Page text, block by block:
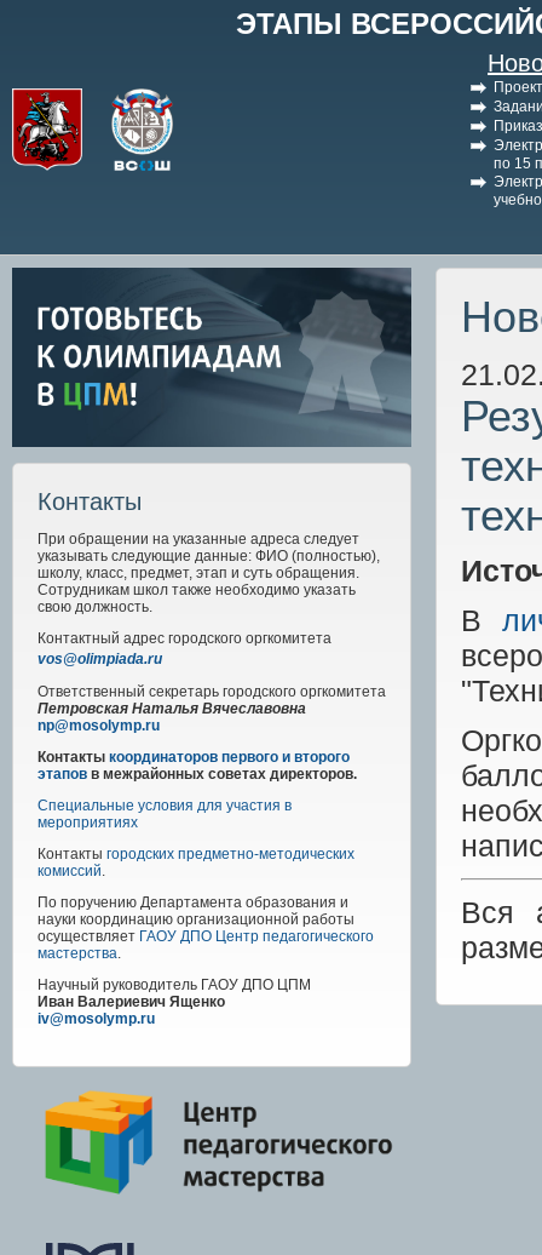
ЭТАПЫ
по 15
Контакты
При обращении на указанные адреса следует
указывать следующие данные: ФИО (полностью),
школу, класс, предмет, этап и суть обращения.
Сотрудникам школ также необходимо указать
свою должность.
Контактный адрес городского оргкомитета
vos@olimpiada.ru
Ответственный секретарь городского оргкомитета
Петровская Наталья Вячеславовна
np@mosolymp.ru
Контакты координаторов первого и второго
этапов в межрайонных советах директоров.
Специальные условия для участия в
мероприятиях
Контакты городских предметно-методических
комиссий.
По поручению Департамента образования и
науки координацию организационной работы
осуществляет ГАОУ ДПО Центр педагогического
мастерства.
Научный руководитель ГАОУ ДПО ЦПМ
Иван Валериевич Ященко
iv@mosolymp.ru
В
Вся